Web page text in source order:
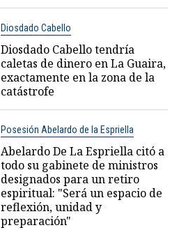
Diosdado Cabello
Diosdado Cabello tendría
caletas de dinero en La Guaira,
exactamente en la zona de la
catástrofe
Posesión Abelardo de la Espriella
Abelardo De La Espriella citó a
todo su gabinete de ministros
designados para un retiro
espiritual: "Será un espacio de
reflexión, unidad y
preparación"